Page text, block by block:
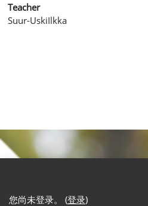
Teacher
Suur-UskiIlkka
您尚未登录。 (登录)